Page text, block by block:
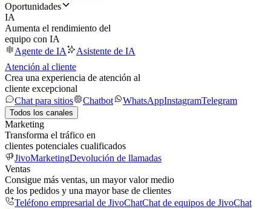
Oportunidades
IA
Aumenta el rendimiento del
equipo con IA
Agente de IA
Asistente de IA
Atención al cliente
Crea una experiencia de atención al
cliente excepcional
Chat para sitios
Chatbot WhatsAppInstagramTelegram
Todos los canales
Marketing
Transforma el tráfico en
clientes potenciales cualificados
JivoMarketingDevolución de llamadas
Ventas
Consigue más ventas, un mayor valor medio
de los pedidos y una mayor base de clientes
Teléfono empresarial de JivoChatChat de equipos de JivoChat